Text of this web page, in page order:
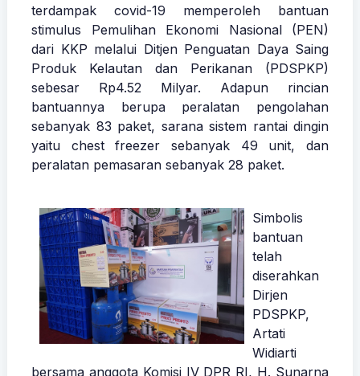
terdampak covid-19 memperoleh bantuan
stimulus Pemulihan Ekonomi Nasional (PEN)
dari KKP melalui Ditjen Penguatan Daya Saing
Produk Kelautan dan Perikanan (PDSPKP)
sebesar Rp4.52 Milyar. Adapun rincian
bantuannya berupa peralatan pengolahan
sebanyak 83 paket, sarana sistem rantai dingin
yaitu chest freezer sebanyak 49 unit, dan
peralatan pemasaran sebanyak 28 paket.
Simbolis
bantuan
telah
diserahkan
Dirjen
PDSPKP,
Artati
Widiarti
bersama anggota Komisi IV DPR RI, H. Sunarna